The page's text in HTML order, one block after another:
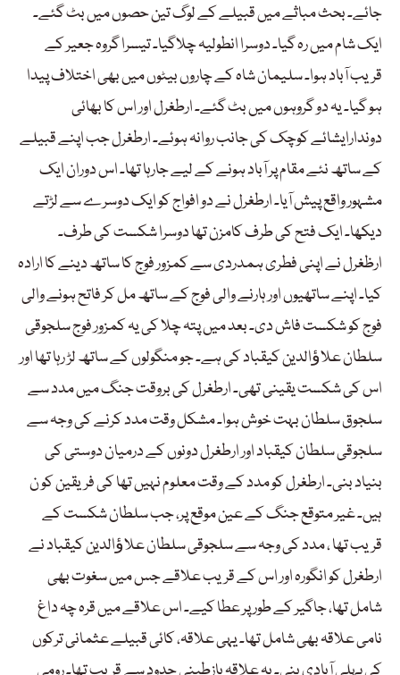
جائے۔ بحث مباثے میں قبیلے کے لوگ تین حصوں میں بٹ گئے۔
ایک شام میں رہ گیا۔ دوسرا انطولیہ چلاگیا۔ تیسرا گروہ جعیر کے
قریب آباد ہوا۔ سلیمان شاہ کے چاروں بیٹوں میں بھی اختلاف پیدا
ہو گیا۔ یہ دو گروہوں میں بٹ گئے۔ ارطغرل اور اس کا بھائی
دوندارایشائے کوچک کی جانب روانہ ہوئے۔ ارطغرل جب اپنے قبیلے
کے ساتھ نئے مقام پر آباد ہونے کے لیے جارہا تھا۔ اس دوران ایک
مشہور واقع پیش آیا۔ ارطغرل نے دو افواج کو ایک دوسرے سے لڑتے
دیکھا۔ ایک فتح کی طرف کامزن تھا دوسرا شکست کی طرف۔
ارظغرل نے اپنی فطری ہمدردی سے کمزور فوج کا ساتھ دینے کا ارادہ
کیا۔ اپنے ساتھیوں اور ہارنے والی فوج کے ساتھ مل کر فاتح ہونے والی
فوج کو شکست فاش دی۔ بعد میں پتہ چلا کی یہ کمزور فوج سلجوقی
سلطان علاﺅالدین کیقباد کی ہے۔ جو منگولوں کے ساتھ لڑ رہا تھا اور
اس کی شکست یقینی تھی۔ ارطغرل کی بروقت جنگ میں مدد سے
سلجوق سلطان بہت خوش ہوا۔ مشکل وقت مدد کرنے کی وجہ سے
سلجوقی سلطان کیقباد اور ارطغرل دونوں کے درمیان دوستی کی
بنیاد بنی۔ ارطغرل کو مدد کے وقت معلوم نہیں تھا کی فریقین کو ن
ہیں۔ غیر متوقع جنگ کے عین موقع پر، جب سلطان شکست کے
قریب تھا ، مدد کی وجہ سے سلجوقی سلطان علاﺅالدین کیقباد نے
ارطغرل کو انگورہ اور اس کے قریب علاقے جس میں سغوت بھی
شامل تھا، جاگیر کے طور پر عطا کیے۔ اس علاقے میں قرہ چہ داغ
نامی علاقہ بھی شامل تھا۔ یہی علاقہ، کائی قبیلے عثمانی ترکوں